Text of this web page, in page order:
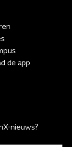
de app
nieuws?